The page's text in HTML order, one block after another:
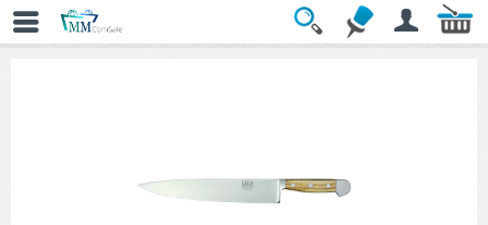
Übersicht